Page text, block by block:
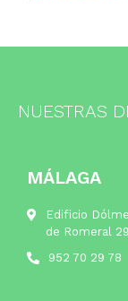
NUESTRAS
MÁLAGA
Edificio
de Romeral
952 70 29 78